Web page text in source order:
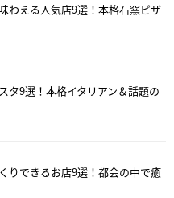
わえる人気店9選！本格石窯ピザ
タ9選！本格イタリアン＆話題の
りできるお店9選！都会の中で癒